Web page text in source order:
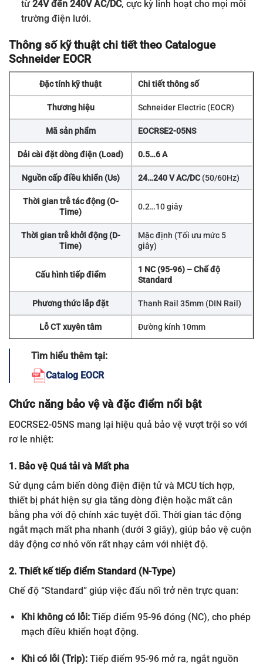
từ24V đến 240V AC/DC, cực kỳ linh hoạt cho mọi môi
trường điện lưới.
Thông số kỹ thuật chi tiết theo Catalogue
Schneider EOCR
Đặc tính kỹ thuật Chi tiết thông số
Thương hiệu Schneider Electric (EOCR)
Mã sản phẩm EOCRSE2-05NS
Dải cài đặt dòng điện (Load) 0.5…6 A
Nguồn cấp điều khiển (Us) 24…240 V AC/DC (50/60Hz)
Thời gian trễ tác động (O-
Time)
0.2…10 giây
Thời gian trễ khởi động (D-
Time)
Mặc định (Tối ưu mức 5
giây)
Cấu hình tiếp điểm
1 NC (95-96) – Chế độ
Standard
Phương thức lắp đặt Thanh Rail 35mm (DIN Rail)
Lỗ CT xuyên tâm Đường kính 10mm
Tìm hiểu thêm tại:
Catalog EOCR
Chức năng bảo vệ và đặc điểm nổi bật
EOCRSE2-05NS mang lại hiệu quả bảo vệ vượt trội so với
rơ le nhiệt:
1. Bảo vệ Quá tải và Mất pha
Sử dụng cảm biến dòng điện điện tử và MCU tích hợp,
thiết bị phát hiện sự gia tăng dòng điện hoặc mất cân
bằng pha với độ chính xác tuyệt đối. Thời gian tác động
ngắt mạch mất pha nhanh (dưới 3 giây), giúp bảo vệ cuộn
dây động cơ nhỏ vốn rất nhạy cảm với nhiệt độ.
2. Thiết kế tiếp điểm Standard (N-Type)
Chế độ “Standard” giúp việc đấu nối trở nên trực quan:
Khi không có lỗi:Tiếp điểm 95-96 đóng (NC), cho phép
mạch điều khiển hoạt động.
Khi có lỗi (Trip):Tiếp điểm 95-96 mở ra, ngắt nguồn